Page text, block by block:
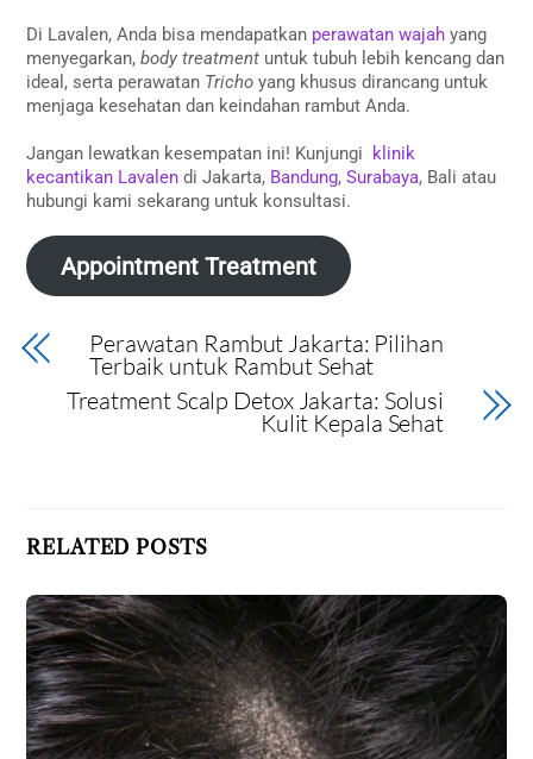
Di Lavalen, Anda bisa mendapatkan perawatan wajah yang
menyegarkan,body treatment untuk tubuh lebih kencang dan
ideal, serta perawatan Tricho yang khusus dirancang untuk
menjaga kesehatan dan keindahan rambut Anda.
Jangan lewatkan kesempatan ini! Kunjungi klinik
kecantikan Lavalen di Jakarta, Bandung,Surabaya, Bali atau
hubungi kami sekarang untuk konsultasi.
Appointment Treatment
Perawatan Rambut Jakarta: Pilihan
Terbaik untuk Rambut Sehat
Treatment Scalp Detox Jakarta: Solusi
Kulit Kepala Sehat
RELATED POSTS